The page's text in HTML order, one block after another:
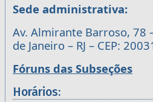
Sede administrativa:
Av. Almirante Barroso, 78
de Janeiro – RJ – CEP:
Fóruns das Subseções
Horários: